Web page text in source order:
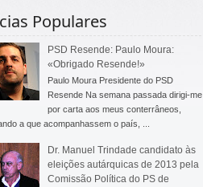
Populares
PSD Resende: Paulo Moura:
«Obrigado Resende!»
Paulo Moura Presidente do PSD
Resende Na semana passada dirigi-me
por carta aos meus conterrâneos,
a que acompanhassem o país, ...
Dr. Manuel Trindade candidato às
eleições autárquicas de 2013 pela
Comissão Política do PS de